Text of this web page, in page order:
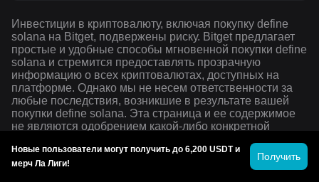
Инвестиции в криптовалюту, включая покупку define
solana на Bitget, подвержены риску. Bitget предлагает
простые и удобные способы мгновенной покупки define
solana и стремится предоставлять прозрачную
информацию о всех криптовалютах, доступных на
платформе. Однако мы не несем ответственности за
любые последствия, возникшие в результате вашей
покупки define solana. Эта страница и ее содержимое
не являются одобрением какой-либо конкретной
Мы не имеем никаких партнерских отношений или
Новые пользователи могут получить до 6,200 USDT и
мерч Ла Лиги!
Получить